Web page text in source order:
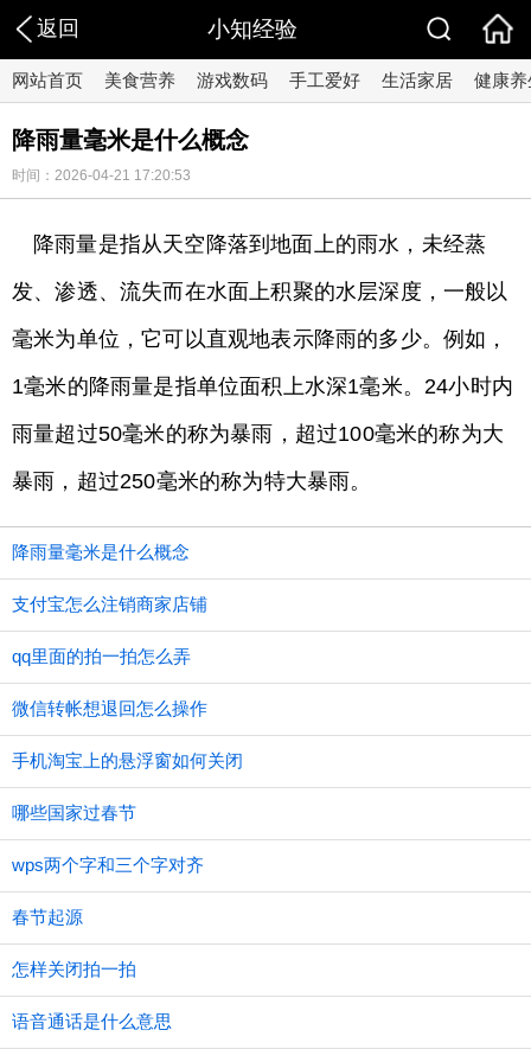
返回 小知经验
网站首页 美食营养 游戏数码 手工爱好 生活家居 健康养
降雨量毫米是什么概念
时间：2026-04-21 17:20:53
降雨量是指从天空降落到地面上的雨水，未经蒸
发、渗透、流失而在水面上积聚的水层深度，一般以
毫米为单位，它可以直观地表示降雨的多少。例如，
1毫米的降雨量是指单位面积上水深1毫米。24小时内
雨量超过50毫米的称为暴雨，超过100毫米的称为大
暴雨，超过250毫米的称为特大暴雨。
降雨量毫米是什么概念
支付宝怎么注销商家店铺
qq里面的拍一拍怎么弄
微信转帐想退回怎么操作
手机淘宝上的悬浮窗如何关闭
哪些国家过春节
wps两个字和三个字对齐
春节起源
怎样关闭拍一拍
语音通话是什么意思